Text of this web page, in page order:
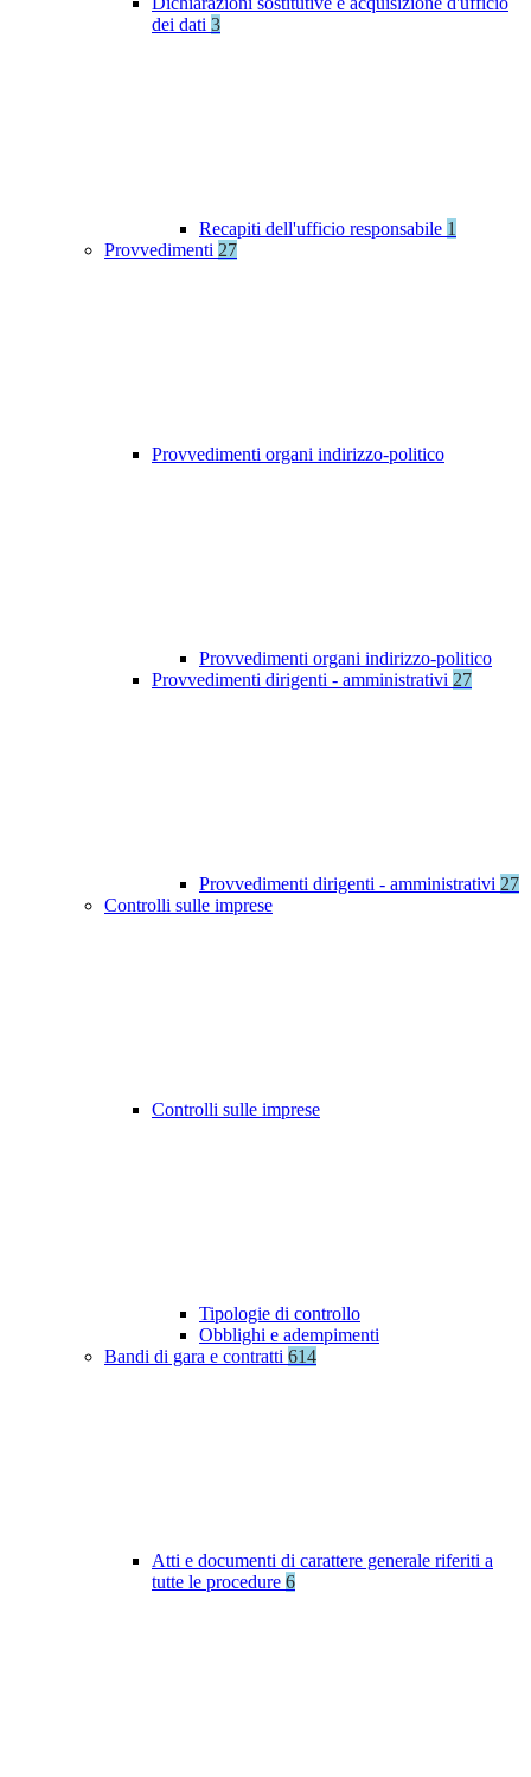
dei dati 3
Recapiti dell'ufficio responsabile 1
Provvedimenti 27
Provvedimenti organi indirizzo-politico
Provvedimenti organi indirizzo-politico
Provvedimenti dirigenti - amministrativi 27
Provvedimenti dirigenti - amministrativi 27
Controlli sulle imprese
Controlli sulle imprese
Tipologie di controllo
Obblighi e adempimenti
Bandi di gara e contratti 614
Atti e documenti di carattere generale riferiti a
tutte le procedure 6